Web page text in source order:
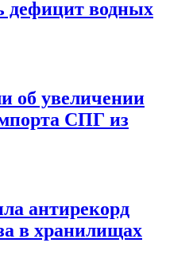
дефицит водных
об увеличении
СПГ из
антирекорд
в хранилищах